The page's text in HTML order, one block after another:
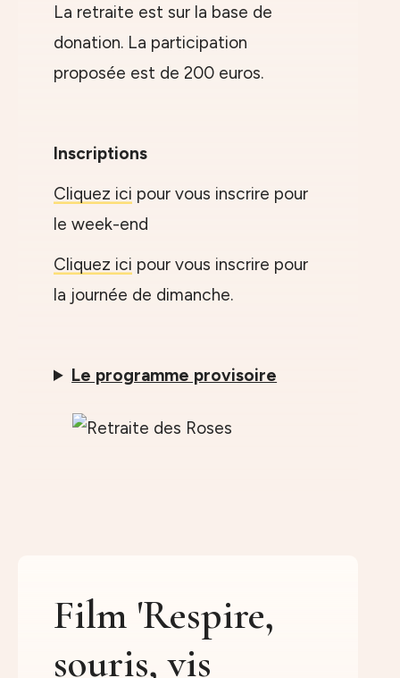
La retraite est sur la base de
donation. La participation
proposée est de 200 euros.
Inscriptions
Cliquez ici pour vous inscrire pour
le week-end
Cliquez ici pour vous inscrire pour
la journée de dimanche.
Le programme provisoire
Film 'Respire,
souris, vis